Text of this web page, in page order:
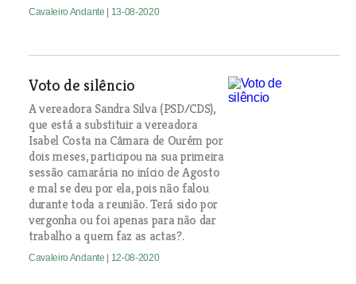
Cavaleiro Andante | 13-08-2020
Voto de silêncio
A vereadora Sandra Silva (PSD/CDS),
que está a substituir a vereadora
Isabel Costa na Câmara de Ourém por
dois meses, participou na sua primeira
sessão camarária no início de Agosto
e mal se deu por ela, pois não falou
durante toda a reunião. Terá sido por
vergonha ou foi apenas para não dar
trabalho a quem faz as actas?.
Cavaleiro Andante | 12-08-2020